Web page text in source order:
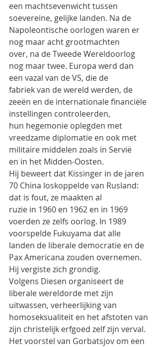
een machtsevenwicht tussen
soevereine, gelijke landen. Na de
Napoleontische oorlogen waren er
nog maar acht grootmachten
over, na de Tweede Wereldoorlog
nog maar twee. Europa werd dan
een vazal van de VS, die de
fabriek van de wereld werden, de
zeeën en de internationale financiële
instellingen controleerden,
hun hegemonie oplegden met
vreedzame diplomatie en ook met
militaire middelen zoals in Servië
en in het Midden-Oosten.
Hij beweert dat Kissinger in de jaren
70 China loskoppelde van Rusland:
dat is fout, ze maakten al
ruzie in 1960 en 1962 en in 1969
voerden ze zelfs oorlog. In 1989
voorspelde Fukuyama dat alle
landen de liberale democratie en de
Pax Americana zouden overnemen.
Hij vergiste zich grondig.
Volgens Diesen organiseert de
liberale wereldorde met zijn
uitwassen, verheerlijking van
homoseksualiteit en het afstoten van
zijn christelijk erfgoed zelf zijn verval.
Het voorstel van Gorbatsjov om een